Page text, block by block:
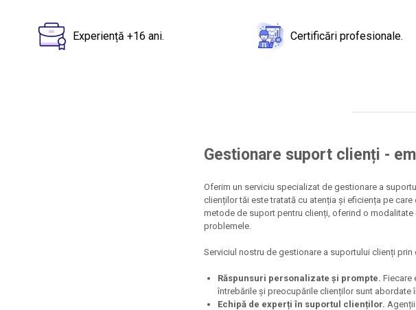
Facebook
Experiență +16 ani. Certificări profesionale.
Gestionare suport clienți -
Oferim un serviciu specializat de gestionare a
clienților tăi este tratată cu atenția și eficiența pe
metode de suport pentru clienți, oferind o
problemele.
Serviciul nostru de gestionare a suportului clienți prin
Răspunsuri personalizate și prompte. Fiecare
întrebările și preocupările clienților sunt abordate
Echipă de experți în suportul clienților.